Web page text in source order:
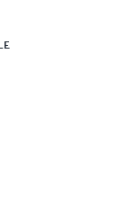
Apports clés
éviter